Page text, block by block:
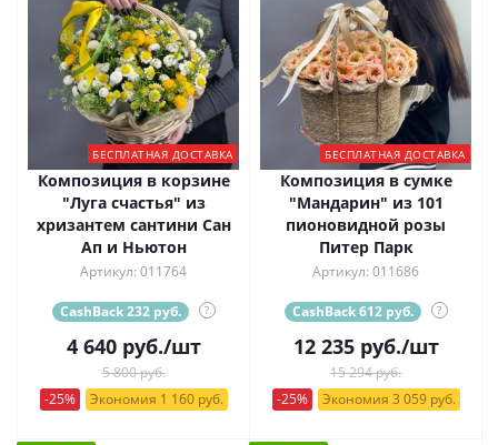
БЕСПЛАТНАЯ ДОСТАВКА
Композиция в корзине
"Луга счастья" из
хризантем сантини Сан
Ап и Ньютон
Артикул: 011764
CashBack 232 руб. ?
4 640руб./шт
5 800 руб.
-25%
Экономия 1 160 руб.
БЕСПЛАТНАЯ ДОСТАВКА
Композиция в сумке
"Мандарин" из 101
пионовидной розы
Питер Парк
Артикул: 011686
CashBack 612 руб. ?
12 235руб./шт
15 294 руб.
-25%
Экономия 3 059 руб.